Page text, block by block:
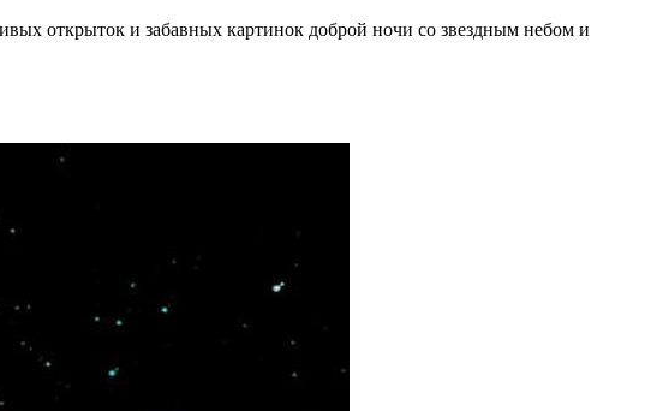
открыток и забавных картинок доброй ночи со звездным небом и